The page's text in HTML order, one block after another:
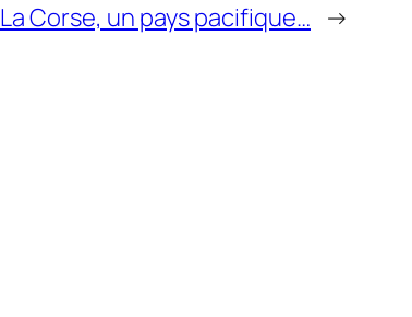
La Corse, un pays pacifique… →